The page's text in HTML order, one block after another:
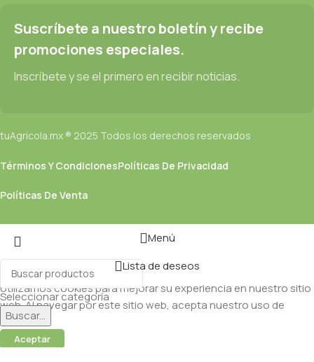
Suscríbete a nuestro boletín y recibe
promociones especiales.
Inscríbete y se el primero en recibir noticias.
tuAgricola.mx ® 2025 Todos los derechos reservados
Términos Y CondicionesPolíticas De Privacidad
Políticas De Venta
Seleccionar categoría
Buscar...
Menú
Lista de deseos
Utilizamos cookies para mejorar su experiencia en nuestro sitio
web. Al navegar por este sitio web, acepta nuestro uso de
cookies.
Aceptar